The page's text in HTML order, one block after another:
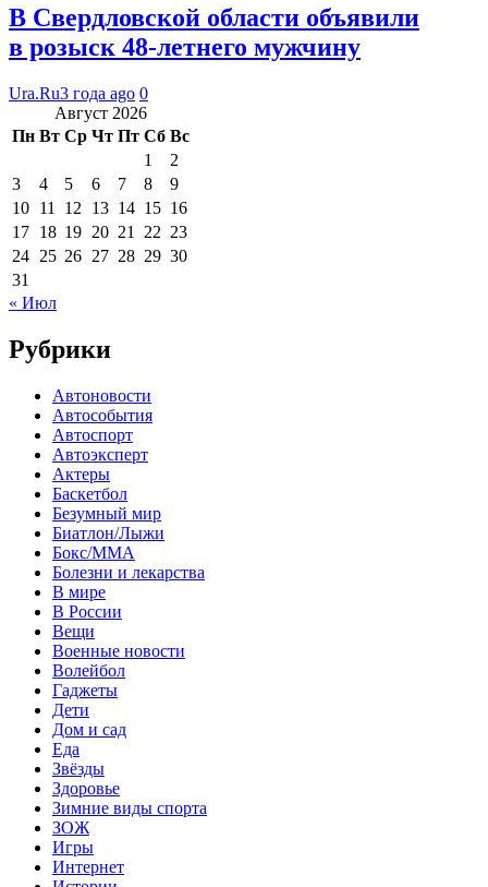
В Свердловской области объявили
в розыск 48-летнего мужчину
Ura.Ru3 года ago 0
Август 2026
Пн Вт Ср Чт Пт Сб Вс
1
2
3
4 5 6 7 8
9
10 11 12 13 14 15 16
17 18 19 20 21 22 23
24 25 26 27 28 29 30
31
« Июл
Рубрики
Автоновости
Автособытия
Автоспорт
Автоэксперт
Актеры
Баскетбол
Безумный мир
Биатлон/Лыжи
Бокс/MMA
Болезни и лекарства
В мире
В России
Вещи
Военные новости
Волейбол
Гаджеты
Дети
Дом и сад
Еда
Звёзды
Здоровье
Зимние виды спорта
ЗОЖ
Игры
Интернет